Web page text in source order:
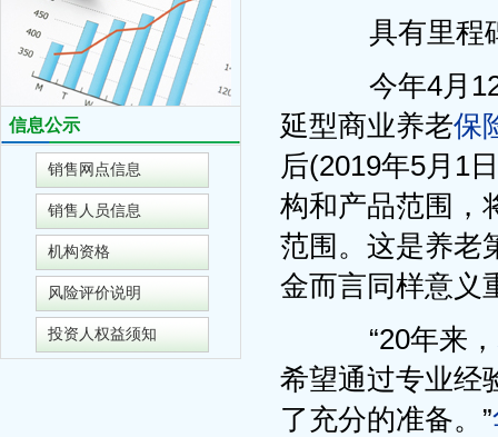
信息公示
销售网点信息
销售人员信息
机构资格
风险评价说明
投资人权益须知
具有里程碑
今年4月12
延型商业养老保
后(2019年5月1
构和产品范围，
范围。这是养老
金而言同样意义
“20年来，
希望通过专业经
了充分的准备。”